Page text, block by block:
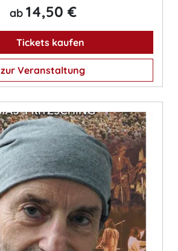
ab 14,50 €
Tickets kaufen
zur Veranstaltung